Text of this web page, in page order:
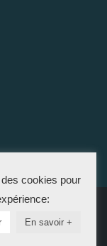
cookies pour
En savoir +